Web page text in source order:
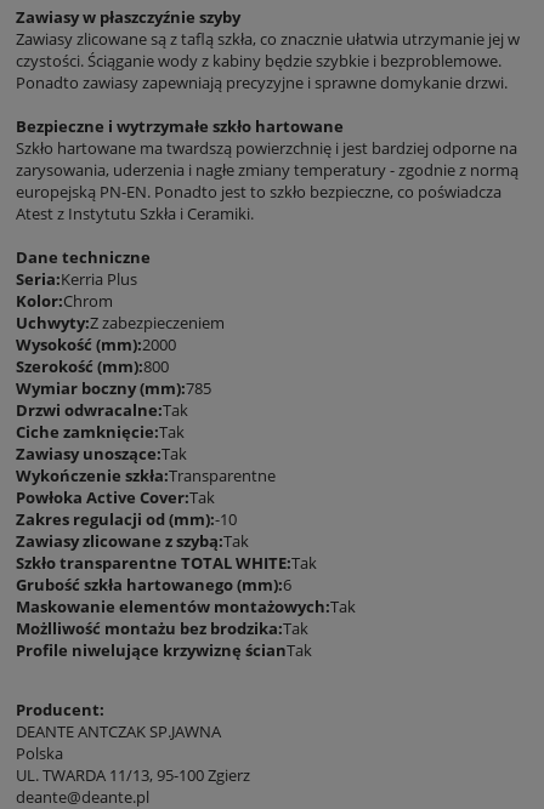
Zawiasy w płaszczyźnie szyby
Zawiasy zlicowane są z taflą szkła, co znacznie ułatwia utrzymanie jej w
czystości. Ściąganie wody z kabiny będzie szybkie i bezproblemowe.
Ponadto zawiasy zapewniają precyzyjne i sprawne domykanie drzwi.
Bezpieczne i wytrzymałe szkło hartowane
Szkło hartowane ma twardszą powierzchnię i jest bardziej odporne na
zarysowania, uderzenia i nagłe zmiany temperatury - zgodnie z normą
europejską PN-EN. Ponadto jest to szkło bezpieczne, co poświadcza
Atest z Instytutu Szkła i Ceramiki.
Dane techniczne
Seria:Kerria Plus
Kolor:Chrom
Uchwyty:Z zabezpieczeniem
Wysokość (mm):2000
Szerokość (mm):800
Wymiar boczny (mm):785
Drzwi odwracalne:Tak
Ciche zamknięcie:Tak
Zawiasy unoszące:Tak
Wykończenie szkła:Transparentne
Powłoka Active Cover:Tak
Zakres regulacji od (mm):-10
Zawiasy zlicowane z szybą:Tak
Szkło transparentne TOTAL WHITE:Tak
Grubość szkła hartowanego (mm):6
Maskowanie elementów montażowych:Tak
Możlliwość montażu bez brodzika:Tak
Profile niwelujące krzywiznę ścianTak
Producent:
DEANTE ANTCZAK SP.JAWNA
Polska
UL. TWARDA 11/13, 95-100 Zgierz
deante@deante.pl